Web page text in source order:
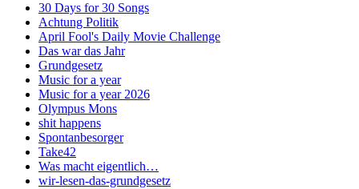
30 Days for 30 Songs
Achtung Politik
April Fool's Daily Movie Challenge
Das war das Jahr
Grundgesetz
Music for a year
Music for a year 2026
Olympus Mons
shit happens
Spontanbesorger
Take42
Was macht eigentlich…
wir-lesen-das-grundgesetz